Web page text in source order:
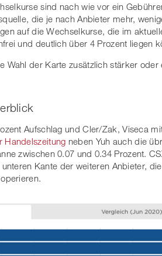
sind nach wie vor ein
die je nach Anbieter mehr,
auf die Wechselkurse, die im
und deutlich über 4 Prozent liegen
Wahl der Karte zusätzlich stärker oder
Aufschlag und Cler/Zak, Viseca
Handelszeitung neben Yuh auch die
zwischen 0.07 und 0.34 Prozent.
Kante der weiteren Anbieter,